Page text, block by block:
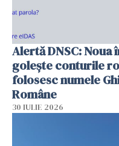
Alertă DNSC:
golește conturile
folosesc numele
Române
30 IULIE 2026